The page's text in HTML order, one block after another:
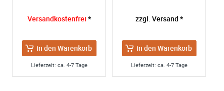
Versandkostenfrei *
in den Warenkorb
Lieferzeit: ca. 4-7 Tage
zzgl. Versand *
in den Warenkorb
Lieferzeit: ca. 4-7 Tage